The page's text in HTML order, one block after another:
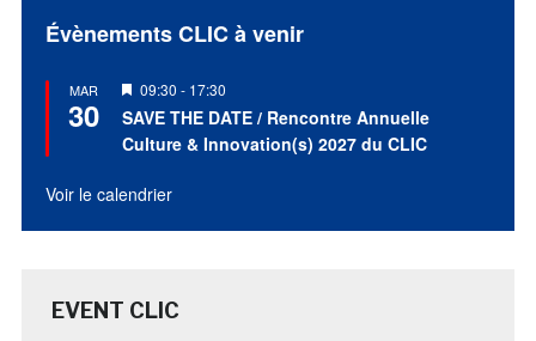
Évènements CLIC à venir
MAR
30
Mis
en
avant
09:30 - 17:30
SAVE THE DATE / Rencontre Annuelle
Culture & Innovation(s) 2027 du CLIC
Voir le calendrier
EVENT CLIC